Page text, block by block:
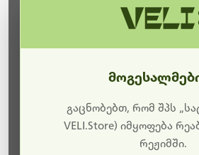
ბოდიშს გიხდით
მიმდინარეობს საიტის
სამუშაოები.
მალე ისევ ხელმისაწვდომი
გაცნობებთ, რომ შპს
VELI.Store) იმყოფება
რეჟიმში.